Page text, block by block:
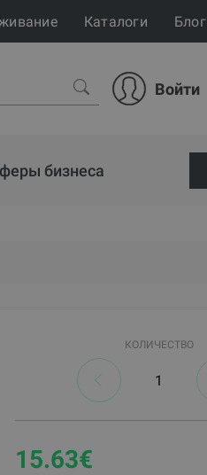
Каталоги Блог
Войти
бизнеса
КОЛИЧЕСТВО
15.63€